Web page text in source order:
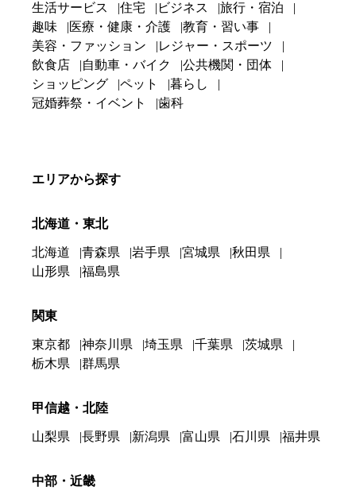
生活サービス 住宅 ビジネス
旅行・宿泊
趣味
医療・健康・介護
教育・習い事
美容・ファッション
レジャー・スポーツ
飲食店
自動車・バイク
公共機関・団体
ショッピング
ペット
暮らし
冠婚葬祭・イベント
歯科
エリアから探す
北海道・東北
北海道 青森県 岩手県 宮城県
秋田県
山形県
福島県
関東
東京都 神奈川県 埼玉県 千葉県
茨城県
栃木県
群馬県
甲信越・北陸
山梨県 長野県 新潟県 富山県 石川県 福井県
中部・近畿